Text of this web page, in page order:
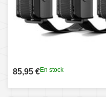
85,95 €En stock